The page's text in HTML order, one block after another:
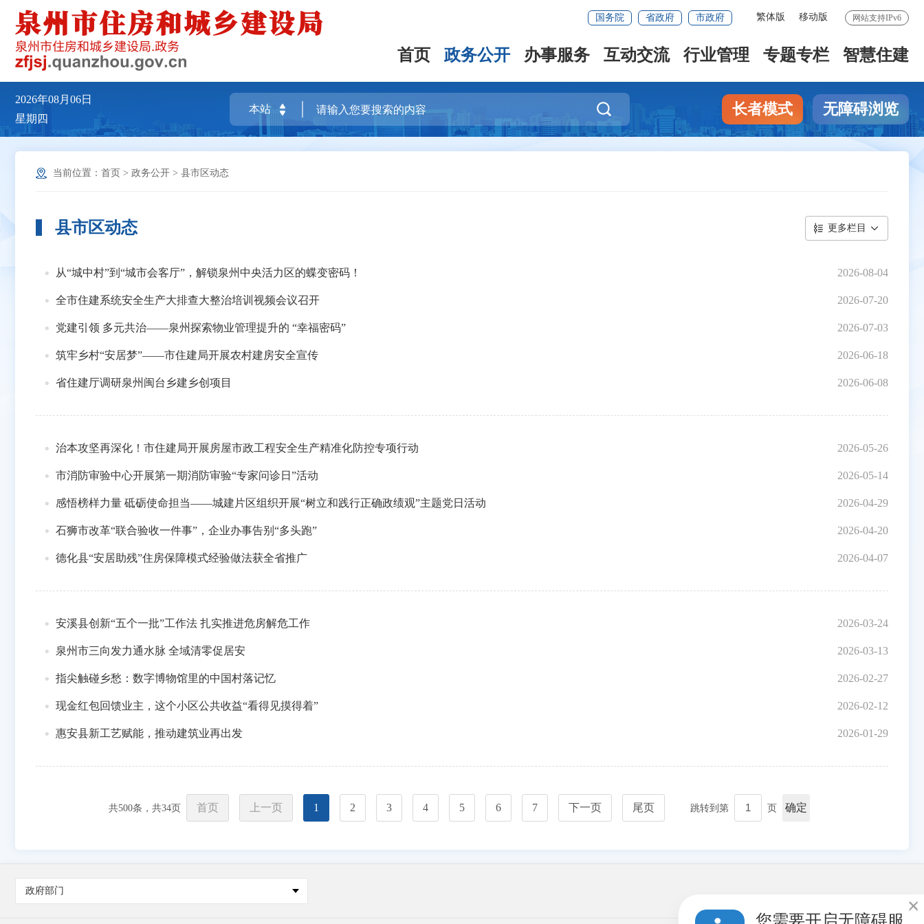
网站支持IPv6
繁体版 移动版
国务院 省政府 市政府
首页 政务公开 办事服务 互动交流 行业管理 专题专栏 智慧住建
2026年08月06日
星期四
 长者模式 无障碍浏览
当前位置： 首页 > 政务公开 > 县市区动态
县市区动态 更多栏目
从“城中村”到“城市会客厅”，解锁泉州中央活力区的蝶变密码！ 2026-08-04
全市住建系统安全生产大排查大整治培训视频会议召开 2026-07-20
党建引领 多元共治——泉州探索物业管理提升的 “幸福密码” 2026-07-03
筑牢乡村“安居梦”——市住建局开展农村建房安全宣传 2026-06-18
省住建厅调研泉州闽台乡建乡创项目 2026-06-08
治本攻坚再深化！市住建局开展房屋市政工程安全生产精准化防控专项行动 2026-05-26
市消防审验中心开展第一期消防审验“专家问诊日”活动 2026-05-14
感悟榜样力量 砥砺使命担当——城建片区组织开展“树立和践行正确政绩观”主题党日活动 2026-04-29
石狮市改革“联合验收一件事”，企业办事告别“多头跑” 2026-04-20
德化县“安居助残”住房保障模式经验做法获全省推广 2026-04-07
安溪县创新“五个一批”工作法 扎实推进危房解危工作 2026-03-24
泉州市三向发力通水脉 全域清零促居安 2026-03-13
指尖触碰乡愁：数字博物馆里的中国村落记忆 2026-02-27
现金红包回馈业主，这个小区公共收益“看得见摸得着” 2026-02-12
惠安县新工艺赋能，推动建筑业再出发 2026-01-29
共500条，共34页 首页 上一页 1 2 3 4 5 6 7 下一页 尾页 跳转到第 页 确定
政府部门
